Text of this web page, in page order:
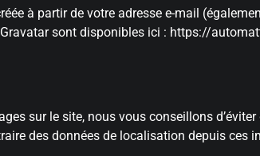
à partir de votre adresse e-mail
sont disponibles ici : https://
sur le site, nous vous conseillons
des données de localisation depuis ces